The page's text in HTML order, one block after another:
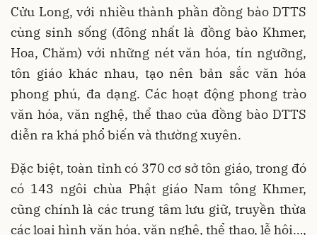
Cửu Long, với nhiều thành phần đồng bào DTTS
cùng sinh sống (đông nhất là đồng bào Khmer,
Hoa, Chăm) với những nét văn hóa, tín ngưỡng,
tôn giáo khác nhau, tạo nên bản sắc văn hóa
phong phú, đa dạng. Các hoạt động phong trào
văn hóa, văn nghệ, thể thao của đồng bào DTTS
diễn ra khá phổ biến và thường xuyên.
Đặc biệt, toàn tỉnh có 370 cơ sở tôn giáo, trong đó
có 143 ngôi chùa Phật giáo Nam tông Khmer,
cũng chính là các trung tâm lưu giữ, truyền thừa
các loại hình văn hóa, văn nghệ, thể thao, lễ hội…,